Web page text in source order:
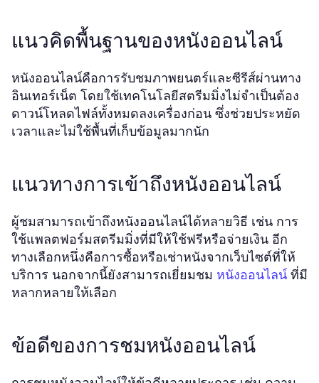
แนวคิดพื้นฐานของหนังออนไลน์
หนังออนไลน์คือการรับชมภาพยนตร์และซีรีส์ผ่านทาง
อินเทอร์เน็ต โดยใช้เทคโนโลยีสตรีมมิ่งไม่จำเป็นต้อง
ดาวน์โหลดไฟล์ทั้งหมดลงเครื่องก่อน ซึ่งช่วยประหยัด
เวลาและไม่ใช้พื้นที่เก็บข้อมูลมากนัก
แนวทางการเข้าถึงหนังออนไลน์
ผู้ชมสามารถเข้าถึงหนังออนไลน์ได้หลายวิธี เช่น การ
ใช้แพลตฟอร์มสตรีมมิ่งที่มีให้ใช้ฟรีหรือจ่ายเงิน อีก
ทางเลือกหนึ่งคือการซื้อหรือเช่าหนังจากเว็บไซต์ที่ให้
บริการ นอกจากนี้ยังสามารถเยี่ยมชม หนังออนไลน์ที่มี
หลากหลายให้เลือก
ข้อดีของการชมหนังออนไลน์